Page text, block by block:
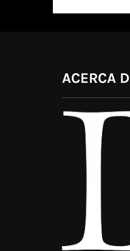
ACERCA